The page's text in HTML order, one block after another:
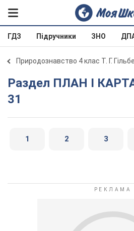
ГДЗ Підручники ЗНО
Природознавство 4 клас Т. Г.
Раздел ПЛАН І КАРТА. Сторінка
31
1 2 3